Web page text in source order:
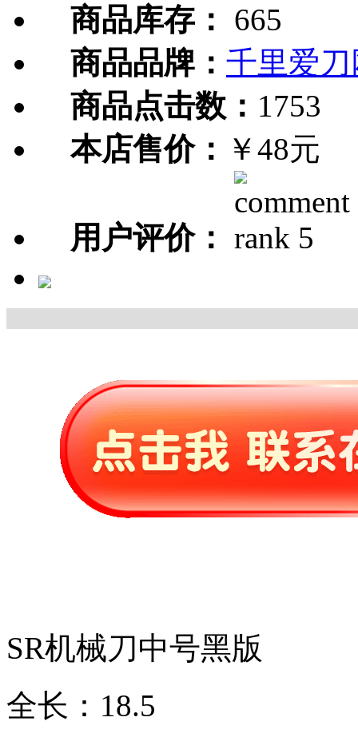
商品库存：
665
商品品牌： 千里爱刀
商品点击数： 1753
本店售价： ￥48元
用户评价：
SR机械刀中号黑版
全长：18.5